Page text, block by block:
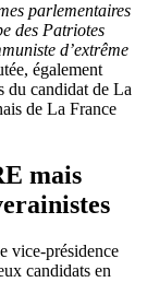
parlementaires
des Patriotes
d’extrême
également
du candidat de La
de La France
mais
vice-présidence
candidats en